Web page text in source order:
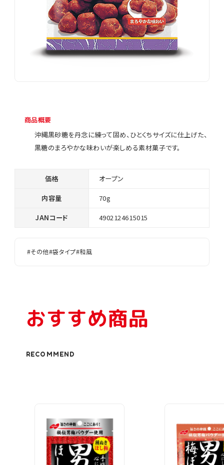
商品概要
沖縄黒砂糖を丹念に練って固め、ひとくちサイズに仕上げた、
黒糖のまろやかな味わいが楽しめる素材菓子です。
価格 オープン
内容量 70g
JANコード 4902124615015
#その他#袋タイプ#和風
おすすめ商品
RECOMMEND